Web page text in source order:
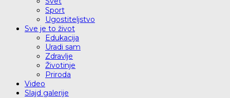
Sport
Ugostiteljstvo
Sve je to život
Edukacija
Uradi sam
Zdravlje
Životinje
Priroda
Video
Slajd galerije